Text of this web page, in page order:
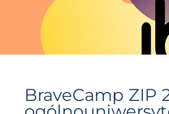
BraveCamp ZIP